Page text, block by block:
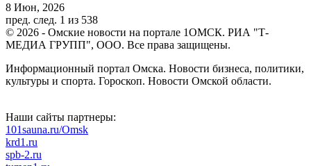
8 Июн, 2026
пред. след. 1 из 538
© 2026 - Омские новости на портале 1ОМСК. РИА "Т-
МЕДИА ГРУПП", ООО. Все права защищены.
Информационный портал Омска. Новости бизнеса, политики,
культуры и спорта. Гороскоп. Новости Омской области.
Наши сайты партнеры:
101sauna.ru/Omsk
krd1.ru
spb-2.ru